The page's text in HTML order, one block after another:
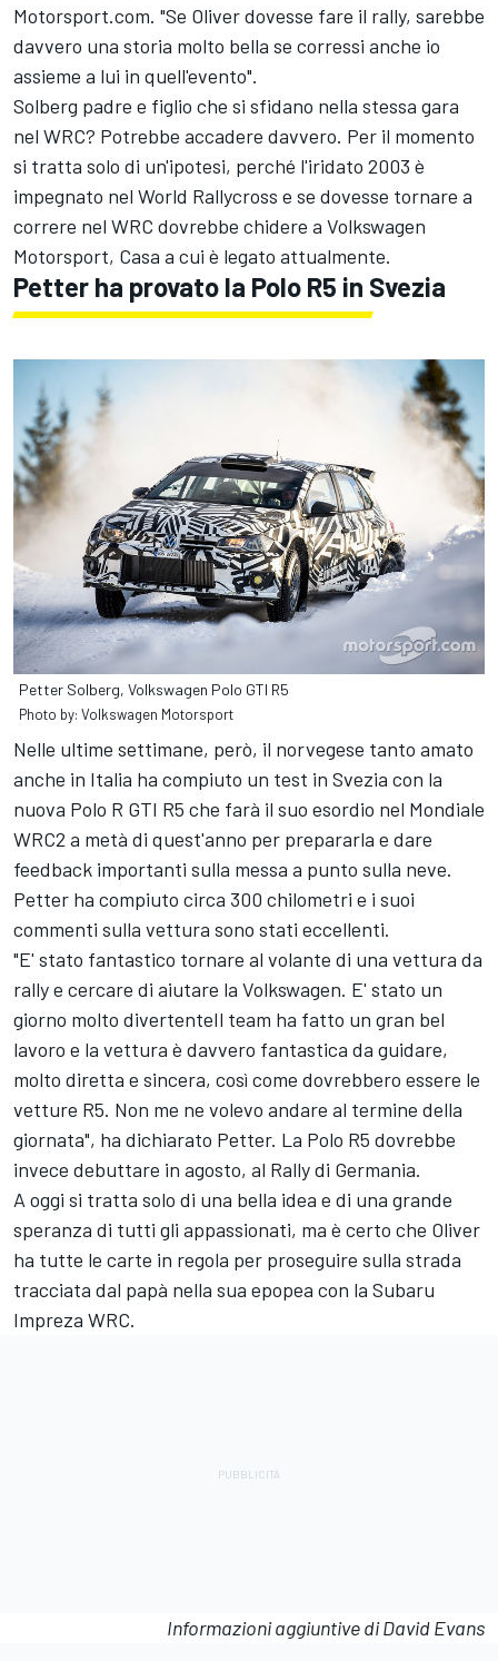
Motorsport.com. "Se Oliver dovesse fare il rally, sarebbe
davvero una storia molto bella se corressi anche io
assieme a lui in quell'evento".
Solberg padre e figlio che si sfidano nella stessa gara
nel WRC? Potrebbe accadere davvero. Per il momento
si tratta solo di un'ipotesi, perché l'iridato 2003 è
impegnato nel World Rallycross e se dovesse tornare a
correre nel WRC dovrebbe chidere a Volkswagen
Motorsport, Casa a cui è legato attualmente.
Petter ha provato la Polo R5 in Svezia
Petter Solberg, Volkswagen Polo GTI R5
Photo by: Volkswagen Motorsport
Nelle ultime settimane, però, il norvegese tanto amato
anche in Italia ha compiuto un test in Svezia con la
nuova Polo R GTI R5 che farà il suo esordio nel Mondiale
WRC2 a metà di quest'anno per prepararla e dare
feedback importanti sulla messa a punto sulla neve.
Petter ha compiuto circa 300 chilometri e i suoi
commenti sulla vettura sono stati eccellenti.
"E' stato fantastico tornare al volante di una vettura da
rally e cercare di aiutare la Volkswagen. E' stato un
giorno molto divertenteIl team ha fatto un gran bel
lavoro e la vettura è davvero fantastica da guidare,
molto diretta e sincera, così come dovrebbero essere le
vetture R5. Non me ne volevo andare al termine della
giornata", ha dichiarato Petter. La Polo R5 dovrebbe
invece debuttare in agosto, al Rally di Germania.
A oggi si tratta solo di una bella idea e di una grande
speranza di tutti gli appassionati, ma è certo che Oliver
ha tutte le carte in regola per proseguire sulla strada
tracciata dal papà nella sua epopea con la Subaru
Impreza WRC.
Informazioni aggiuntive di David Evans